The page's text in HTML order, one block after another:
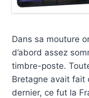
Dans sa mouture
d’abord assez
timbre-poste.
Bretagne avait
dernier, ce fut la